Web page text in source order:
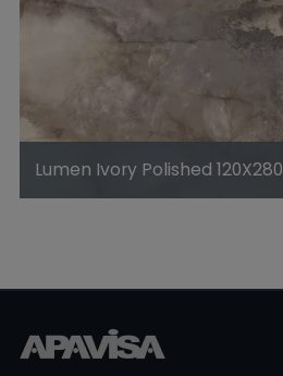
Lumen Ivory Polished 120X280